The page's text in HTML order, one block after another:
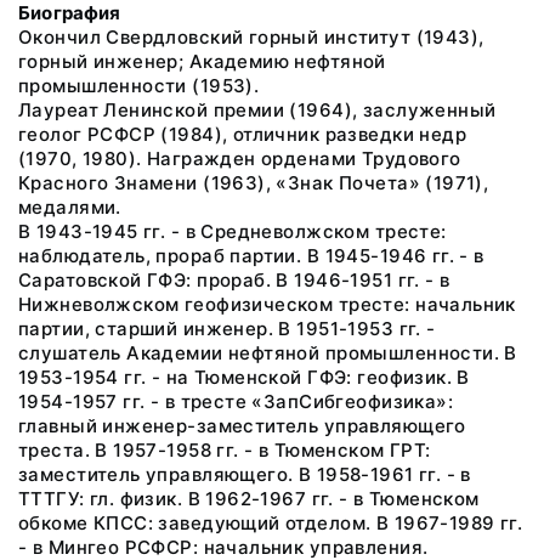
Биография
Окончил Свердловский горный институт (1943),
горный инженер; Академию нефтяной
промышленности (1953).
Лауреат Ленинской премии (1964), заслуженный
геолог РСФСР (1984), отличник разведки недр
(1970, 1980). Награжден орденами Трудового
Красного Знамени (1963), «Знак Почета» (1971),
медалями.
В 1943-1945 гг. - в Средневолжском тресте:
наблюдатель, прораб партии. В 1945-1946 гг. - в
Саратовской ГФЭ: прораб. В 1946-1951 гг. - в
Нижневолжском геофизическом тресте: начальник
партии, старший инженер. В 1951-1953 гг. -
слушатель Академии нефтяной промышленности. В
1953-1954 гг. - на Тюменской ГФЭ: геофизик. В
1954-1957 гг. - в тресте «ЗапСибгеофизика»:
главный инженер-заместитель управляющего
треста. В 1957-1958 гг. - в Тюменском ГРТ:
заместитель управляющего. В 1958-1961 гг. - в
ТТТГУ: гл. физик. В 1962-1967 гг. - в Тюменском
обкоме КПСС: заведующий отделом. В 1967-1989 гг.
- в Мингео РСФСР: начальник управления.